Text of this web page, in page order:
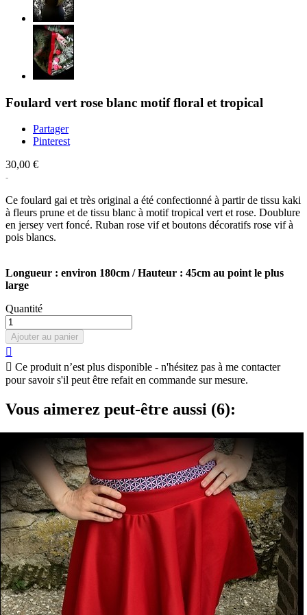
Foulard vert rose blanc motif floral et tropical
Partager
Pinterest
30,00 €
Ce foulard gai et très original a été confectionné à partir de tissu kaki
à fleurs prune et de tissu blanc à motif tropical vert et rose. Doublure
en jersey vert foncé. Ruban rose vif et boutons décoratifs rose vif à
pois blancs.
Longueur : environ 180cm / Hauteur : 45cm au point le plus
large
Quantité
Ajouter au panier

 Ce produit n’est plus disponible - n'hésitez pas à me contacter
pour savoir s'il peut être refait en commande sur mesure.
Vous aimerez peut-être aussi (6):